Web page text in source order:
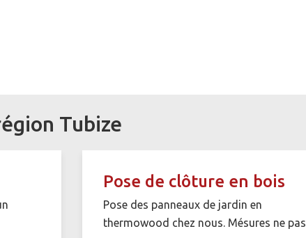
Tubize
Pose de clôture en bois
Pose des panneaux de jardin en
thermowood chez nous. Mésures ne pas